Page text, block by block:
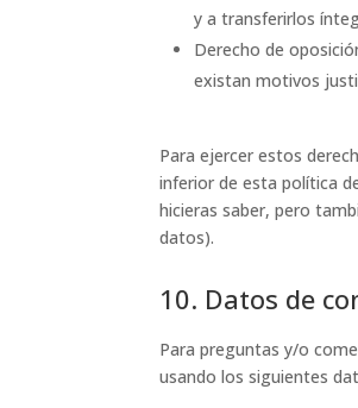
y a transferirlos
Derecho de
existan motivos
Para ejercer estos
inferior de esta política
hicieras saber, pero
datos).
10. Datos de
Para preguntas y/o
usando los siguientes